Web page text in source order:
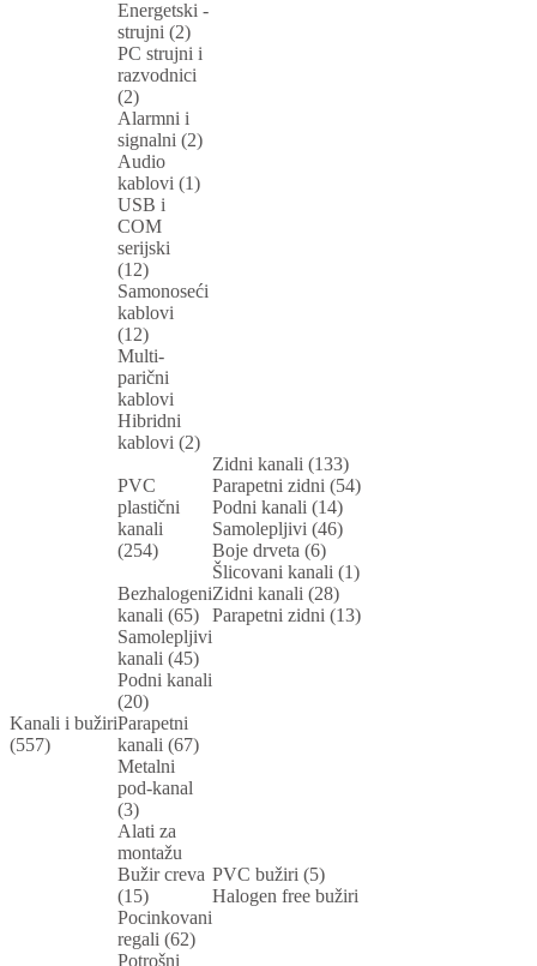
Energetski -
strujni (2)
PC strujni i
razvodnici
(2)
Alarmni i
signalni (2)
Audio
kablovi (1)
USB i
COM
serijski
(12)
Samonoseći
kablovi
(12)
Multi-
parični
kablovi
Hibridni
kablovi (2)
Kanali i bužiri
(557)
PVC
plastični
kanali
(254)
Zidni kanali (133)
Parapetni zidni (54)
Podni kanali (14)
Samolepljivi (46)
Boje drveta (6)
Šlicovani kanali (1)
Bezhalogeni
kanali (65)
Zidni kanali (28)
Parapetni zidni (13)
Samolepljivi
kanali (45)
Podni kanali
(20)
Parapetni
kanali (67)
Metalni
pod-kanal
(3)
Alati za
montažu
Bužir creva
(15)
PVC bužiri (5)
Halogen free bužiri
Pocinkovani
regali (62)
Potrošni